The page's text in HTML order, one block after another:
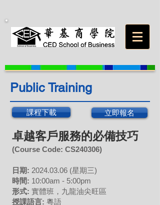
Public Training
課程下載 立即報名
卓越客戶服務的必備技巧
(Course Code: CS240306)
日期: 2024.03.06 (星期三)
時間: 10:00am - 5:00pm
形式: 實體班，九龍油尖旺區
授課語言: 粵語